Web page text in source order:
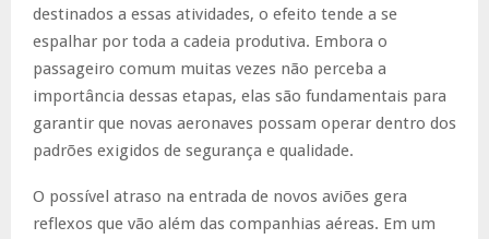
destinados a essas atividades, o efeito tende a se
espalhar por toda a cadeia produtiva. Embora o
passageiro comum muitas vezes não perceba a
importância dessas etapas, elas são fundamentais para
garantir que novas aeronaves possam operar dentro dos
padrões exigidos de segurança e qualidade.
O possível atraso na entrada de novos aviões gera
reflexos que vão além das companhias aéreas. Em um